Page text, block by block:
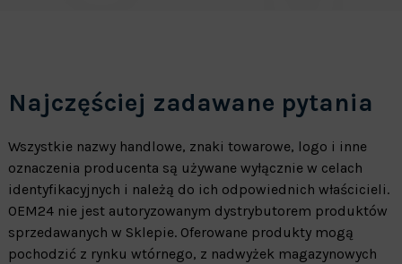
Najczęściej zadawane pytania
Wszystkie nazwy handlowe, znaki towarowe, logo i inne
oznaczenia producenta są używane wyłącznie w celach
identyfikacyjnych i należą do ich odpowiednich właścicieli.
OEM24 nie jest autoryzowanym dystrybutorem produktów
sprzedawanych w Sklepie. Oferowane produkty mogą
pochodzić z rynku wtórnego, z nadwyżek magazynowych